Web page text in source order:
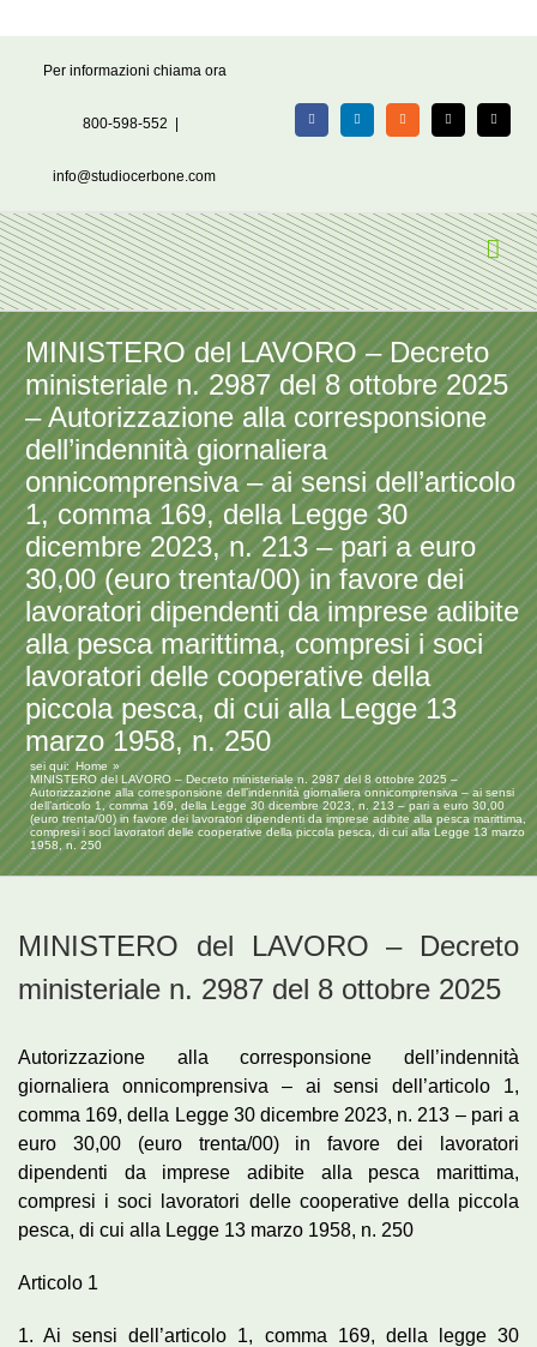
Per informazioni chiama ora
800-598-552
info@studiocerbone.com
FacebookLinkedIn Rss X Email
MINISTERO del LAVORO – Decreto
ministeriale n. 2987 del 8 ottobre 2025
– Autorizzazione alla corresponsione
dell’indennità giornaliera
onnicomprensiva – ai sensi dell’articolo
1, comma 169, della Legge 30
dicembre 2023, n. 213 – pari a euro
30,00 (euro trenta/00) in favore dei
lavoratori dipendenti da imprese adibite
alla pesca marittima, compresi i soci
lavoratori delle cooperative della
piccola pesca, di cui alla Legge 13
marzo 1958, n. 250
sei qui: Home
MINISTERO del LAVORO – Decreto ministeriale n. 2987 del 8 ottobre 2025 –
Autorizzazione alla corresponsione dell’indennità giornaliera onnicomprensiva – ai sensi
dell’articolo 1, comma 169, della Legge 30 dicembre 2023, n. 213 – pari a euro 30,00
(euro trenta/00) in favore dei lavoratori dipendenti da imprese adibite alla pesca marittima,
compresi i soci lavoratori delle cooperative della piccola pesca, di cui alla Legge 13 marzo
1958, n. 250
MINISTERO del LAVORO – Decreto
ministeriale n. 2987 del 8 ottobre 2025
Autorizzazione alla corresponsione dell’indennità
giornaliera onnicomprensiva – ai sensi dell’articolo 1,
comma 169, della Legge 30 dicembre 2023, n. 213 – pari a
euro 30,00 (euro trenta/00) in favore dei lavoratori
dipendenti da imprese adibite alla pesca marittima,
compresi i soci lavoratori delle cooperative della piccola
pesca, di cui alla Legge 13 marzo 1958, n. 250
Articolo 1
1. Ai sensi dell’articolo 1, comma 169, della legge 30